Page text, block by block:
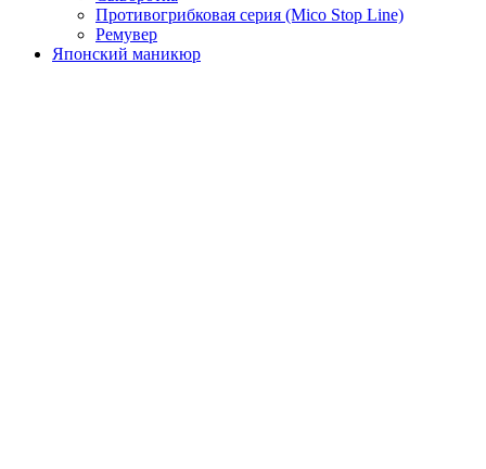
Противогрибковая серия (Mico Stop Line)
Ремувер
Японский маникюр